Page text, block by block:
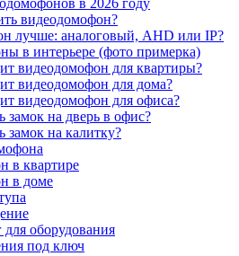
в 2026 году
видеодомофон?
лучше: аналоговый, AHD или IP?
в интерьере (фото примерка)
видеодомофон для квартиры?
видеодомофон для дома?
видеодомофон для офиса?
замок на дверь в офис?
замок на калитку?
в квартире
в доме
оборудования
под ключ